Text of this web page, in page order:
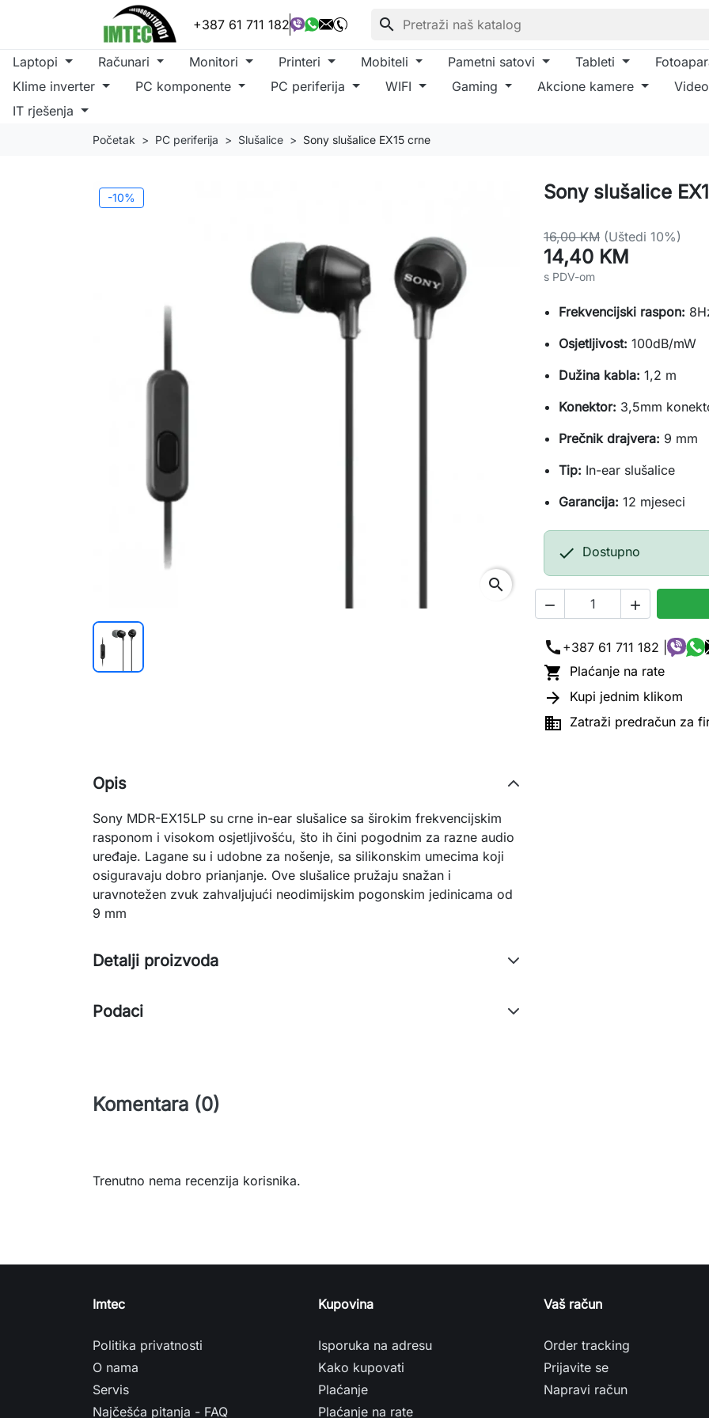
+387 61 711 182 search
Laptopi Računari Monitori Printeri Mobiteli Pametni satovi Tableti
Klime inverter
PC komponente PC periferija WIFI Gaming Akcione kamere
IT rješenja
Početak PC periferija Slušalice Sony slušalice EX15 crne
-10%
search
Sony slušalice
16,00 KM (Uštedi 10%)
14,40 KM
s PDV-om
Frekvencijski raspon:
Osjetljivost: 100dB/mW
Dužina kabla: 1,2 m
Konektor: 3,5mm
Prečnikdrajvera: 9 mm
Tip: In-ear slušalice
Garancija: 12 mjeseci
 Dostupno
 
call +387 61 711 182 |
 Plaćanje na rate
 Kupi jednim klikom
 Zatraži predračun za
Opis
Sony MDR-EX15LP su crne in-ear slušalice sa širokim frekvencijskim
rasponom i visokom osjetljivošću, što ih čini pogodnim za razne audio
uređaje. Lagane su i udobne za nošenje, sa silikonskim umecima koji
osiguravaju dobro prianjanje. Ove slušalice pružaju snažan i
uravnotežen zvuk zahvaljujući neodimijskim pogonskim jedinicama od
9 mm
Detalji proizvoda
Podaci
Komentara (0)
Trenutno nema recenzija korisnika.
Imtec
Politika privatnosti
O nama
Servis
Najčešća pitanja - FAQ
Kupovina
Isporuka na adresu
Kako kupovati
Plaćanje
Plaćanje na rate
Vaš račun
Order tracking
Prijavite se
Napravi račun